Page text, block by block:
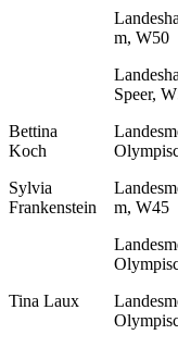
m, W50
Speer,
Bettina
Koch
Sylvia
Frankenstein
m, W45
Tina Laux